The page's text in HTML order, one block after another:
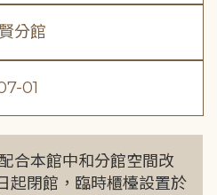
分館
01
合本館中和分館空間改
起閉館，臨時櫃檯設置於